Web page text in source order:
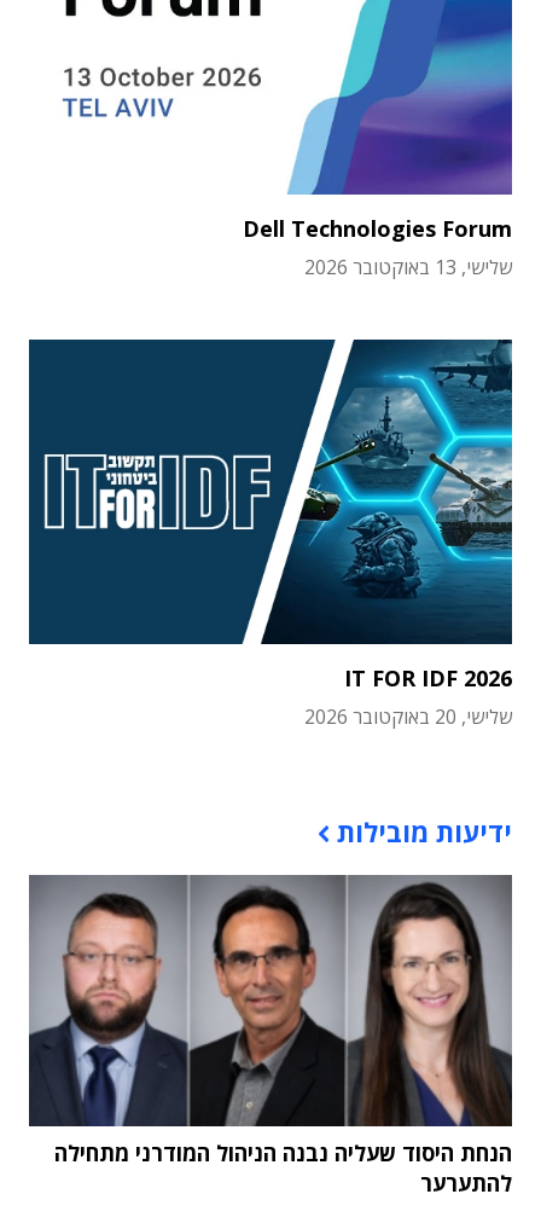
Dell Technologies Forum
שלישי, 13 באוקטובר 2026
IT FOR IDF 2026
שלישי, 20 באוקטובר 2026
ידיעות מובילות
הנחת היסוד שעליה נבנה הניהול המודרני מתחילה
להתערער